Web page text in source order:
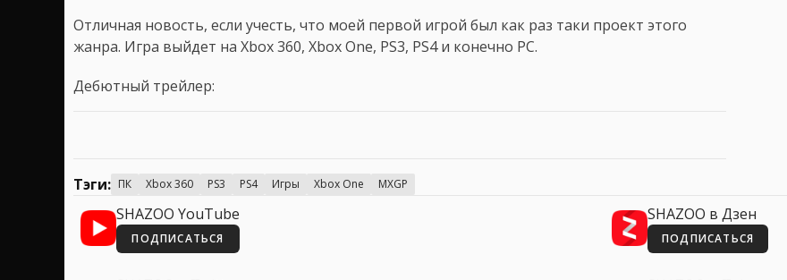
Отличная новость, если учесть, что моей первой игрой был как раз таки проект этого
жанра. Игра выйдет на Xbox 360, Xbox One, PS3, PS4 и конечно PC.
Дебютный трейлер:
Тэги: ПК Xbox 360 PS3 PS4 Игры Xbox One MXGP
SHAZOO YouTube
ПОДПИСАТЬСЯ
SHAZOO в Дзен
ПОДПИСАТЬСЯ